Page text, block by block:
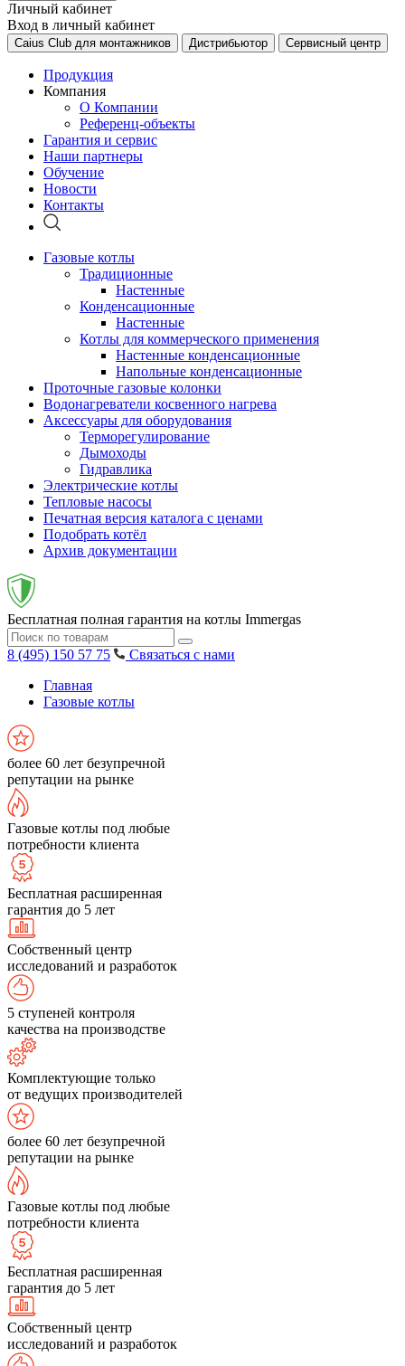
Личный кабинет
Вход в личный кабинет
Caius Club для монтажников Дистрибьютор Сервисный центр
Продукция
Компания
О Компании
Референц-объекты
Гарантия и сервис
Наши партнеры
Обучение
Новости
Контакты
Газовые котлы
Традиционные
Настенные
Конденсационные
Настенные
Котлы для коммерческого применения
Настенные конденсационные
Напольные конденсационные
Проточные газовые колонки
Водонагреватели косвенного нагрева
Аксессуары для оборудования
Терморегулирование
Дымоходы
Гидравлика
Электрические котлы
Тепловые насосы
Печатная версия каталога с ценами
Подобрать котёл
Архив документации
Бесплатная полная гарантия на котлы Immergas
8 (495) 150 57 75
Связаться с нами
Главная
Газовые котлы
более 60 лет безупречной
репутации на рынке
Газовые котлы под любые
потребности клиента
Бесплатная расширенная
гарантия до 5 лет
Собственный центр
исследований и разработок
5 ступеней контроля
качества на производстве
Комплектующие только
от ведущих производителей
более 60 лет безупречной
репутации на рынке
Газовые котлы под любые
потребности клиента
Бесплатная расширенная
гарантия до 5 лет
Собственный центр
исследований и разработок